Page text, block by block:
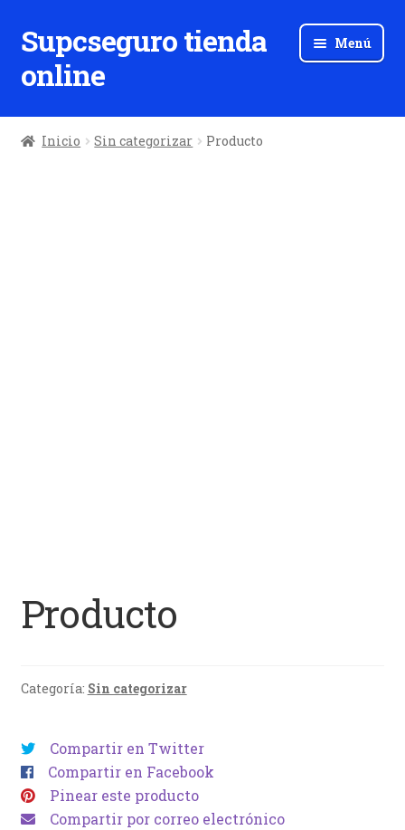
Ir
a
la
Ir
al
contenido
Supcseguro tienda
online
Menú
Inicio Sin categorizar Producto
Producto
Categoría: Sin categorizar
Compartir en Twitter
Compartir en Facebook
Pinear este producto
Compartir por correo electrónico